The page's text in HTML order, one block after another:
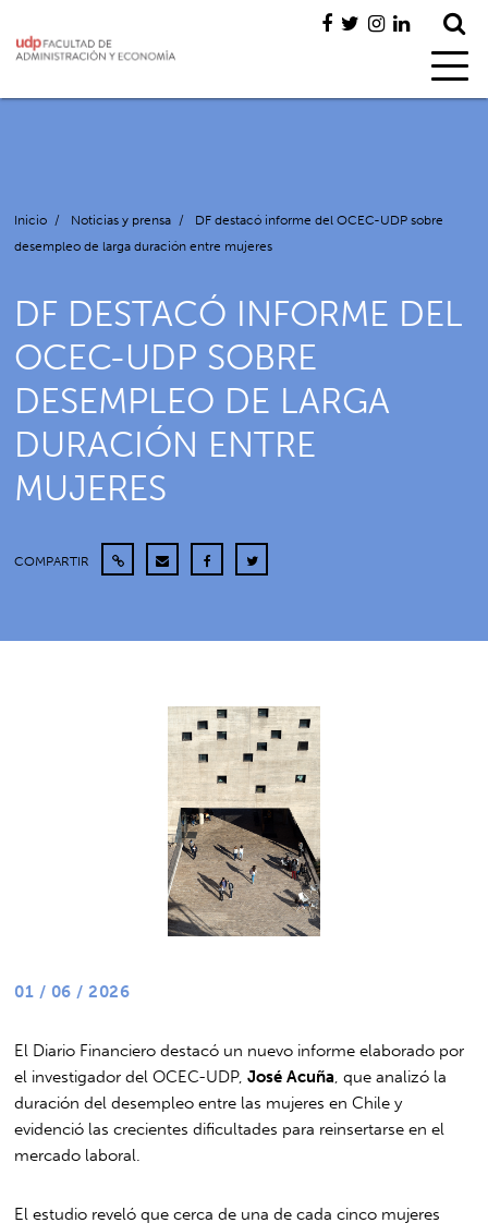
Inicio / Noticias y prensa /
DF destacó informe del OCEC-UDP sobre
desempleo de larga duración entre mujeres
DF DESTACÓ INFORME DEL
OCEC-UDP SOBRE
DESEMPLEO DE LARGA
DURACIÓN ENTRE
MUJERES
COMPARTIR
01 / 06 / 2026
El Diario Financiero destacó un nuevo informe elaborado por
el investigador del OCEC-UDP,José Acuña , que analizó la
duración del desempleo entre las mujeres en Chile y
evidenció las crecientes dificultades para reinsertarse en el
mercado laboral.
El estudio reveló que cerca de una de cada cinco mujeres